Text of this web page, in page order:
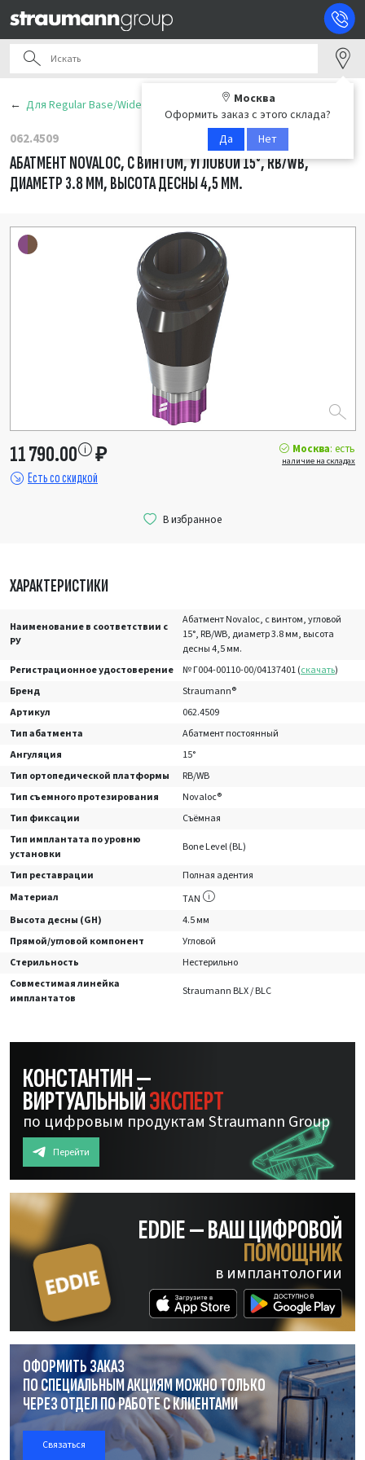
Москва
Оформить заказ с этого склада?
Да
Нет
Для Regular Base/Wide Base (RB/WB)
062.4509
АБАТМЕНТ NOVALOC, С ВИНТОМ, УГЛОВОЙ 15°, RB/WB,
ДИАМЕТР 3.8 ММ, ВЫСОТА ДЕСНЫ 4,5 ММ.
ХАРАКТЕРИСТИКИ
Наименование в соответствии с
РУ
Абатмент Novaloc, с винтом, угловой
15°, RB/WB, диаметр 3.8 мм, высота
десны 4,5 мм.
Регистрационное удостоверение
№ Г004-00110-00/04137401 (скачать)
Бренд
Straumann®
Артикул
062.4509
Тип абатмента
Абатмент постоянный
Ангуляция
15°
Тип ортопедической платформы
RB/WB
Тип съемного протезирования
Novaloc®
Тип фиксации
Съёмная
Тип имплантата по уровню
установки
Bone Level (BL)
Тип реставрации
Полная адентия
Материал
TAN
Высота десны (GH)
4.5 мм
Прямой/угловой компонент
Угловой
Стерильность
Нестерильно
Совместимая линейка
имплантатов
Straumann BLX / BLC
11 790.00 ₽ Москва: есть
наличие на складах
Есть со скидкой
КОНСТАНТИН —
ВИРТУАЛЬНЫЙЭКСПЕРТ
по цифровым продуктам Straumann Group
Перейти
EDDIE — ВАШ ЦИФРОВОЙ
ПОМОЩНИК
в имплантологии
ОФОРМИТЬ ЗАКАЗ
ПО СПЕЦИАЛЬНЫМ АКЦИЯМ МОЖНО ТОЛЬКО
ЧЕРЕЗ ОТДЕЛПО РАБОТЕС КЛИЕНТАМИ
Связаться